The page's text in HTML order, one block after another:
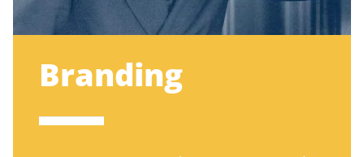
Branding